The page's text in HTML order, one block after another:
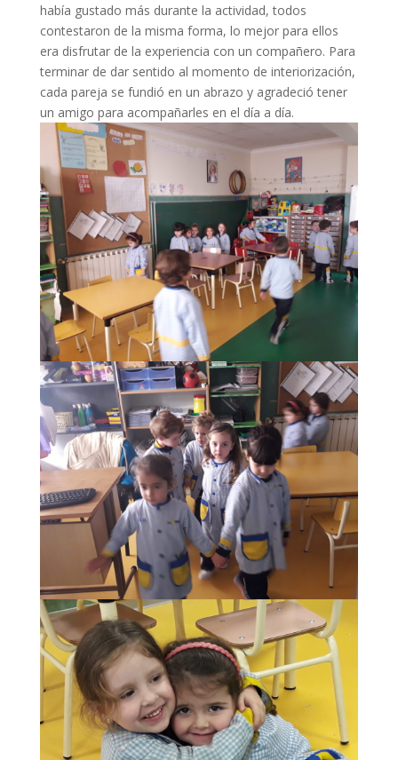
había gustado más durante la actividad, todos
contestaron de la misma forma, lo mejor para ellos
era disfrutar de la experiencia con un compañero. Para
terminar de dar sentido al momento de interiorización,
cada pareja se fundió en un abrazo y agradeció tener
un amigo para acompañarles en el día a día.